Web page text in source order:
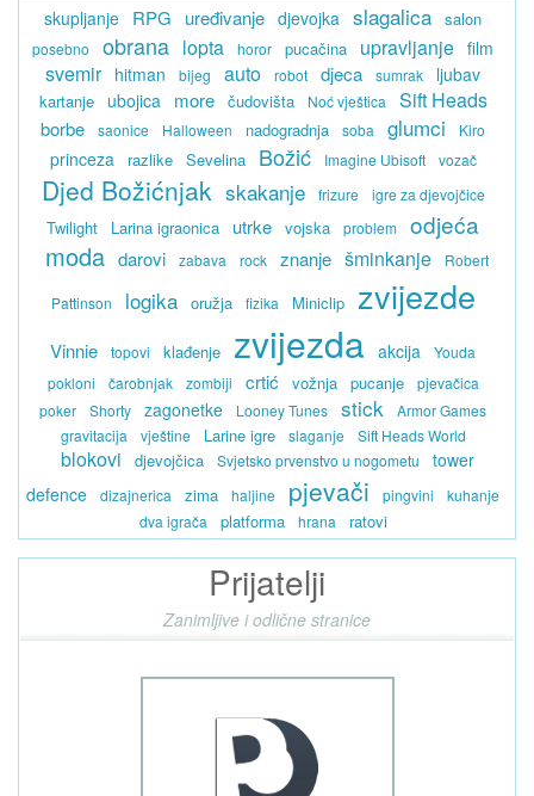
skupljanje RPG uređivanje djevojka slagalica salon
posebno obrana lopta horor pucačina upravljanje film
svemir hitman bijeg auto robot djeca sumrak ljubav
kartanje ubojica more čudovišta Noć vještica Sift Heads
borbe saonice Halloween nadogradnja soba glumci Kiro
princeza razlike Sevelina Božić Imagine Ubisoft vozač
Djed Božićnjak skakanje frizure igre za djevojčice
Twilight Larina igraonica utrke vojska problem odjeća
moda darovi zabava rock znanje šminkanje Robert
Pattinson logika oružja fizika Miniclip zvijezde
Vinnie topovi klađenje zvijezda akcija
Youda
pokloni
čarobnjak zombiji crtić vožnja pucanje
pjevačica
poker
Shorty zagonetke Looney Tunes stick
Armor Games
gravitacija
vještine Larine igre slaganje Sift Heads World
blokovi djevojčica Svjetsko prvenstvo u nogometu
tower
defence
dizajnerica zima haljine pjevači pingvini
kuhanje
dva igrača
platforma hrana ratovi
Prijatelji
Zanimljive i odlične stranice